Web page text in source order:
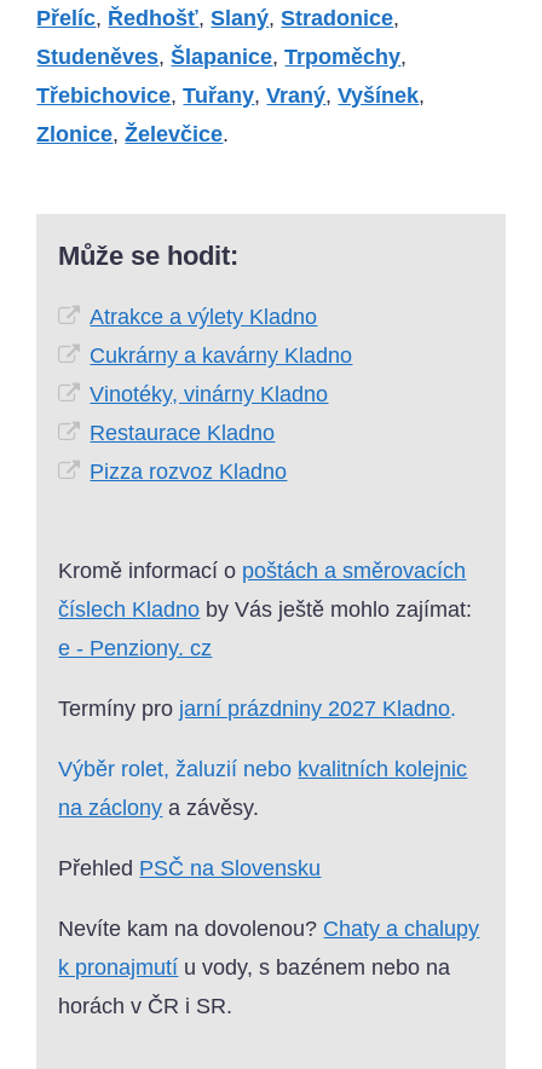
Přelíc, Ředhošť,Slaný,Stradonice,
Studeněves,Šlapanice,Trpoměchy,
Třebichovice,Tuřany,Vraný,Vyšínek,
Zlonice,Želevčice.
Může se hodit:
Atrakce a výlety Kladno
Cukrárny a kavárny Kladno
Vinotéky, vinárny Kladno
Restaurace Kladno
Pizza rozvoz Kladno
Kromě informací o poštách a směrovacích
číslech Kladno by Vás ještě mohlo zajímat:
e - Penziony. cz
Termíny pro jarní prázdniny 2027 Kladno.
Výběr rolet, žaluzií nebo kvalitních kolejnic
na záclony a závěsy.
Přehled PSČ na Slovensku
Nevíte kam na dovolenou? Chaty a chalupy
k pronajmutí u vody, s bazénem nebo na
horách v ČR i SR.